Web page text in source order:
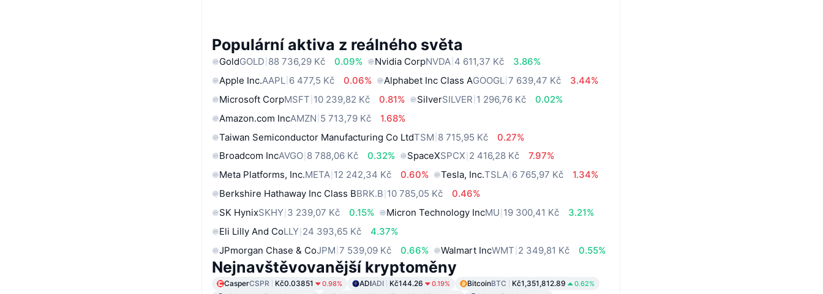
Populární aktiva z reálného světa
GoldGOLD 88 736,29 Kč 0.09% Nvidia CorpNVDA 4 611,37 Kč
3.86%
Apple Inc.AAPL 6 477,5 Kč 0.06% Alphabet Inc Class AGOOGL 7 639,47 Kč
3.44%
Microsoft CorpMSFT 10 239,82 Kč 0.81% SilverSILVER 1 296,76 Kč
0.02%
Amazon.com IncAMZN 5 713,79 Kč
1.68%
Taiwan Semiconductor Manufacturing Co LtdTSM 8 715,95 Kč
0.27%
Broadcom IncAVGO 8 788,06 Kč 0.32% SpaceXSPCX 2 416,28 Kč
7.97%
Meta Platforms, Inc.META 12 242,34 Kč 0.60% Tesla, Inc.TSLA 6 765,97 Kč
1.34%
Berkshire Hathaway Inc Class BBRK.B 10 785,05 Kč
0.46%
SK HynixSKHY 3 239,07 Kč 0.15% Micron Technology IncMU 19 300,41 Kč
3.21%
Eli Lilly And CoLLY 24 393,65 Kč
4.37%
JPmorgan Chase & CoJPM 7 539,09 Kč 0.66% Walmart IncWMT 2 349,81 Kč 0.55%
Nejnavštěvovanější kryptoměny
CasperCSPR Kč0.03851 0.98% ADIADI Kč144.26 0.19% BitcoinBTC Kč1,351,812.89 0.62%